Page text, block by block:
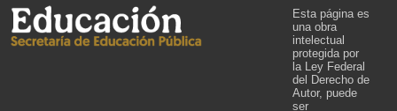
Esta página es
una obra
intelectual
protegida por
la Ley Federal
del Derecho de
Autor, puede
ser